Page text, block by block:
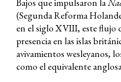
Bajos que impulsaron la
(Segunda Reforma
en el siglo XVIII, este flujo
presencia en las islas
avivamientos wesleyanos,
como el equivalente